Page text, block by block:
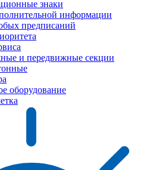
знаки
информации
предписаний
и передвижные секции
оборудование